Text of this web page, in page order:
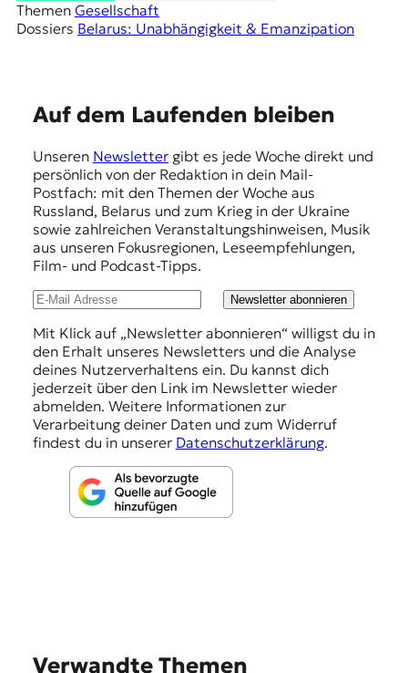
Themen Gesellschaft
Dossiers Belarus: Unabhängigkeit & Emanzipation
Auf dem Laufenden bleiben
Unseren Newslettergibt es jede Woche direkt und
persönlich von der Redaktion in dein Mail-
Postfach: mit den Themen der Woche aus
Russland, Belarus und zum Krieg in der Ukraine
sowie zahlreichen Veranstaltungshinweisen, Musik
aus unseren Fokusregionen, Leseempfehlungen,
Film- und Podcast-Tipps.
Newsletter abonnieren
Mit Klick auf „Newsletter abonnieren“ willigst du in
den Erhalt unseres Newsletters und die Analyse
deines Nutzerverhaltens ein. Du kannst dich
jederzeit über den Link im Newsletter wieder
abmelden. Weitere Informationen zur
Verarbeitung deiner Daten und zum Widerruf
findest du in unserer Datenschutzerklärung.
Verwandte Themen